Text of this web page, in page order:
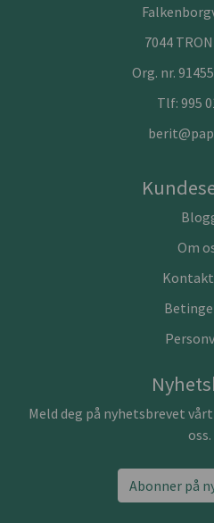
7044
Org. nr.
Tlf: 995
Om
Kontakt
Meld deg på nyhetsbrevet
oss.
Abonner på